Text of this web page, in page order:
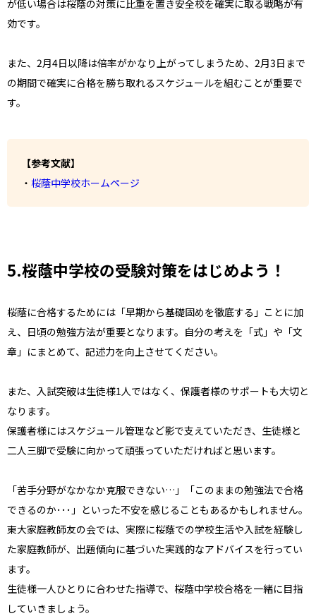
が低い場合は桜蔭の対策に比重を置き安全校を確実に取る戦略が有
効です。
また、2月4日以降は倍率がかなり上がってしまうため、2月3日まで
の期間で確実に合格を勝ち取れるスケジュールを組むことが重要で
す。
【参考文献】
・ 桜蔭中学校ホームページ
5.桜蔭中学校の受験対策をはじめよう！
桜蔭に合格するためには「早期から基礎固めを徹底する」ことに加
え、日頃の勉強方法が重要となります。自分の考えを「式」や「文
章」にまとめて、記述力を向上させてください。
また、入試突破は生徒様1人ではなく、保護者様のサポートも大切と
なります。
保護者様にはスケジュール管理など影で支えていただき、生徒様と
二人三脚で受験に向かって頑張っていただければと思います。
「苦手分野がなかなか克服できない…」「このままの勉強法で合格
できるのか･･･」といった不安を感じることもあるかもしれません。
東大家庭教師友の会では、実際に桜蔭での学校生活や入試を経験し
た家庭教師が、出題傾向に基づいた実践的なアドバイスを行ってい
ます。
生徒様一人ひとりに合わせた指導で、桜蔭中学校合格を一緒に目指
していきましょう。